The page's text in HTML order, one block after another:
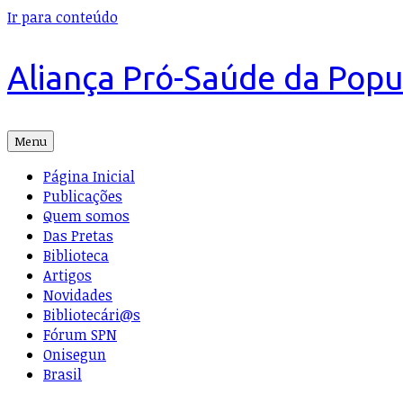
Ir para conteúdo
Aliança Pró-Saúde da
Menu
Página Inicial
Publicações
Quem somos
Das Pretas
Biblioteca
Artigos
Novidades
Bibliotecári@s
Fórum SPN
Onisegun
Brasil